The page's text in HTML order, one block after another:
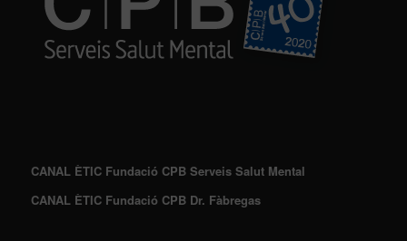
CANAL ÈTIC Fundació CPB Serveis Salut Mental
CANAL ÈTIC Fundació CPB Dr. Fàbregas